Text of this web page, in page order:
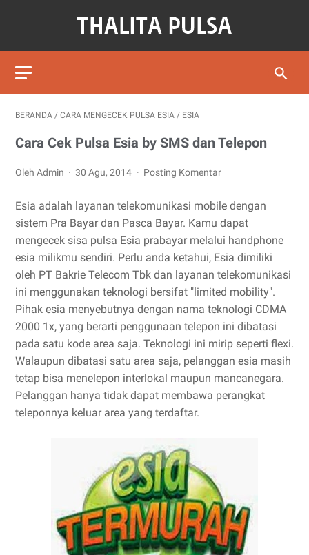
BERANDA / CARA MENGECEK PULSA ESIA / ESIA
Cara Cek Pulsa Esia by SMS dan Telepon
Oleh Admin 30 Agu, 2014 Posting Komentar
Esia adalah layanan telekomunikasi mobile dengan
sistem Pra Bayar dan Pasca Bayar. Kamu dapat
mengecek sisa pulsa Esia prabayar melalui handphone
esia milikmu sendiri. Perlu anda ketahui, Esia dimiliki
oleh PT Bakrie Telecom Tbk dan layanan telekomunikasi
ini menggunakan teknologi bersifat "limited mobility".
Pihak esia menyebutnya dengan nama teknologi CDMA
2000 1x, yang berarti penggunaan telepon ini dibatasi
pada satu kode area saja. Teknologi ini mirip seperti flexi.
Walaupun dibatasi satu area saja, pelanggan esia masih
tetap bisa menelepon interlokal maupun mancanegara.
Pelanggan hanya tidak dapat membawa perangkat
teleponnya keluar area yang terdaftar.